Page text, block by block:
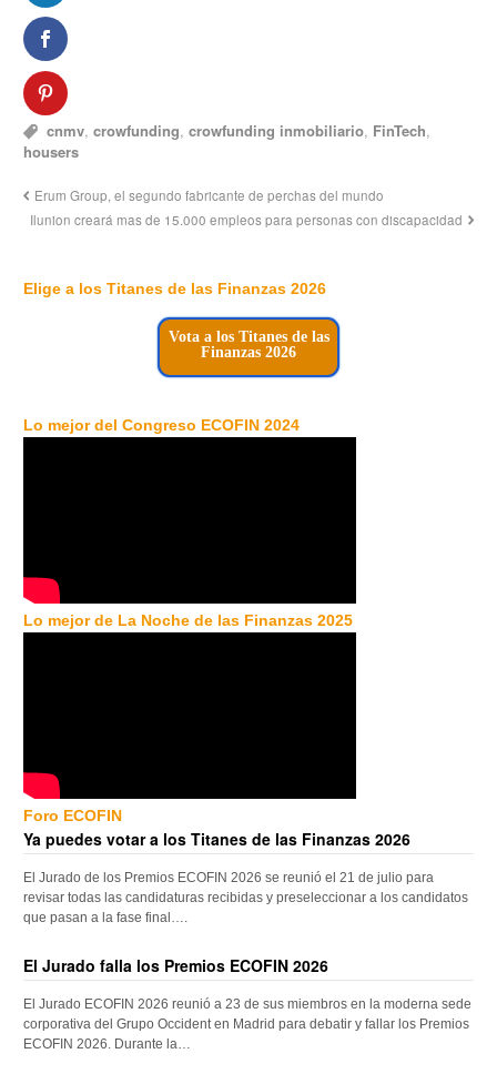
cnmv,crowfunding,crowfunding inmobiliario, FinTech,
housers
Erum Group, el segundo fabricante de perchas del mundo
Ilunion creará mas de 15.000 empleos para personas con discapacidad
Elige a los Titanes de las Finanzas 2026
Vota a los Titanes de las
Finanzas 2026
Lo mejor del Congreso ECOFIN 2024
Lo mejor de La Noche de las Finanzas 2025
Foro ECOFIN
Ya puedes votar a los Titanes de las Finanzas 2026
El Jurado de los Premios ECOFIN 2026 se reunió el 21 de julio para
revisar todas las candidaturas recibidas y preseleccionar a los candidatos
que pasan a la fase final….
El Jurado falla los Premios ECOFIN 2026
El Jurado ECOFIN 2026 reunió a 23 de sus miembros en la moderna sede
corporativa del Grupo Occident en Madrid para debatir y fallar los Premios
ECOFIN 2026. Durante la…